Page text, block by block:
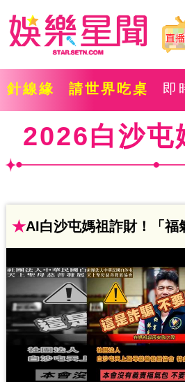
針線緣 請世界吃桌 即
2026白沙屯
★AI白沙屯媽祖詐財！「福